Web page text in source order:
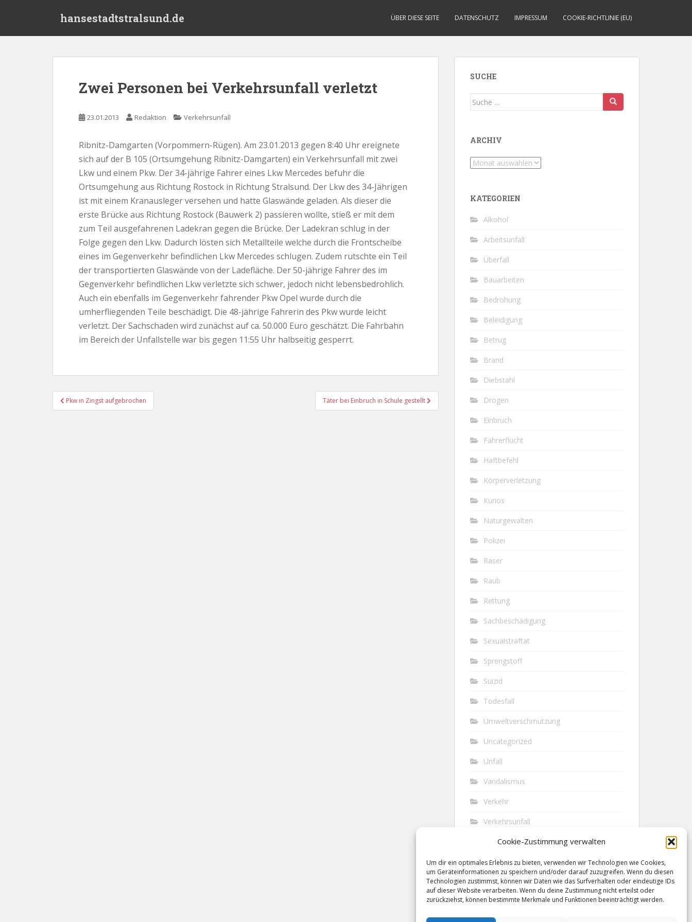
Cookie-Zustimmung verwalten
Um dir ein optimales Erlebnis zu bieten, verwenden wir Technologien wie Cookies,
um Geräteinformationen zu speichern und/oder darauf zuzugreifen. Wenn du diesen
Technologien zustimmst, können wir Daten wie das Surfverhalten oder eindeutige IDs
auf dieser Website verarbeiten. Wenn du deine Zustimmung nicht erteilst oder
zurückziehst, können bestimmte Merkmale und Funktionen beeinträchtigt werden.
hansestadtstralsund.de ÜBER DIESE SEITE DATENSCHUTZ IMPRESSUM COOKIE-RICHTLINIE (EU)
Zwei Personen bei Verkehrsunfall verletzt
23.01.2013 Redaktion Verkehrsunfall
Ribnitz-Damgarten (Vorpommern-Rügen). Am 23.01.2013 gegen 8:40 Uhr ereignete
sich auf der B 105 (Ortsumgehung Ribnitz-Damgarten) ein Verkehrsunfall mit zwei
Lkw und einem Pkw. Der 34-jährige Fahrer eines Lkw Mercedes befuhr die
Ortsumgehung aus Richtung Rostock in Richtung Stralsund. Der Lkw des 34-Jährigen
ist mit einem Kranausleger versehen und hatte Glaswände geladen. Als dieser die
erste Brücke aus Richtung Rostock (Bauwerk 2) passieren wollte, stieß er mit dem
zum Teil ausgefahrenen Ladekran gegen die Brücke. Der Ladekran schlug in der
Folge gegen den Lkw. Dadurch lösten sich Metallteile welche durch die Frontscheibe
eines im Gegenverkehr befindlichen Lkw Mercedes schlugen. Zudem rutschte ein Teil
der transportierten Glaswände von der Ladefläche. Der 50-jährige Fahrer des im
Gegenverkehr befindlichen Lkw verletzte sich schwer, jedoch nicht lebensbedrohlich.
Auch ein ebenfalls im Gegenverkehr fahrender Pkw Opel wurde durch die
umherfliegenden Teile beschädigt. Die 48-jährige Fahrerin des Pkw wurde leicht
verletzt. Der Sachschaden wird zunächst auf ca. 50.000 Euro geschätzt. Die Fahrbahn
im Bereich der Unfallstelle war bis gegen 11:55 Uhr halbseitig gesperrt.
Beitragsnavigation
Pkw in Zingst aufgebrochen Täter bei Einbruch in Schule gestellt
SUCHE
Suche
ARCHIV
Archiv
KATEGORIEN
Alkohol
Arbeitsunfall
Überfall
Bauarbeiten
Bedrohung
Beleidigung
Betrug
Brand
Diebstahl
Drogen
Einbruch
Fahrerflucht
Haftbefehl
Körperverletzung
Kurios
Naturgewalten
Polizei
Raser
Raub
Rettung
Sachbeschädigung
Sexualstraftat
Sprengstoff
Suizid
Todesfall
Umweltverschmutzung
Uncategorized
Unfall
Vandalismus
Verkehr
Verkehrsunfall
Vermisst
Waffen
Wilderei